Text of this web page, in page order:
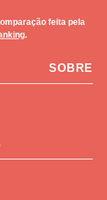
feita pela
.
SOBRE